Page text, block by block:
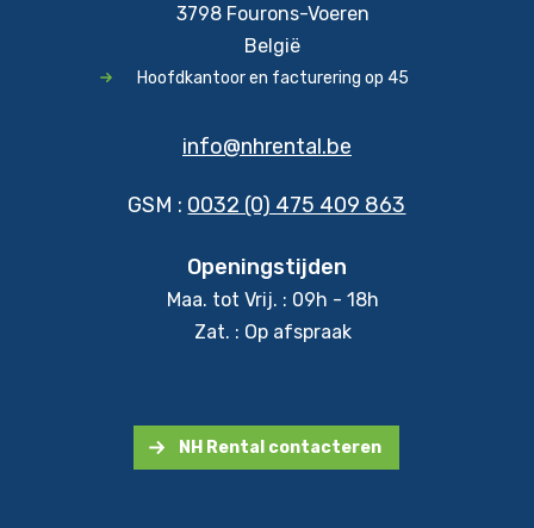
3798 Fourons-Voeren
België
Hoofdkantoor en facturering op 45
info@nhrental.be
GSM : 0032 (0) 475 409 863
Openingstijden
Maa. tot Vrij. : 09h - 18h
Zat. : Op afspraak
NH Rental contacteren